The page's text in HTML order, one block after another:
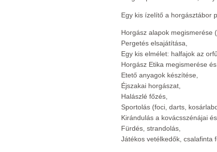
Egy kis ízelítő a horgásztábor
Horgász alapok megismerése
Pergetés elsajátítása,
Egy kis elmélet: halfajok az
Horgász Etika megismerése
Etető anyagok készítése,
Éjszakai horgászat,
Halászlé főzés,
Sportolás (foci, darts,
Kirándulás a kovácsszénájai
Fürdés, strandolás,
Játékos vetélkedők, csalafinta